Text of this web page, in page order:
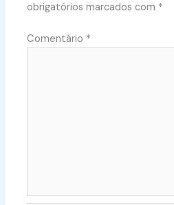
obrigatórios marcados com *
Comentário *